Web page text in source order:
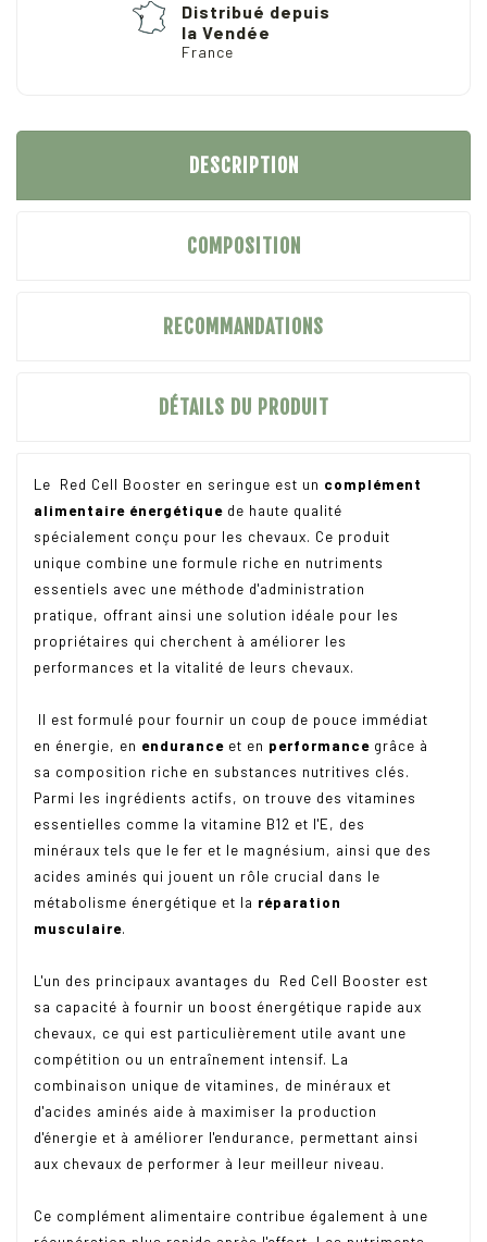
Distribué depuis
la Vendée
France
DESCRIPTION
COMPOSITION
RECOMMANDATIONS
DÉTAILS DU PRODUIT
Le Red Cell Booster en seringue est un complément
alimentaire énergétique de haute qualité
spécialement conçu pour les chevaux. Ce produit
unique combine une formule riche en nutriments
essentiels avec une méthode d'administration
pratique, offrant ainsi une solution idéale pour les
propriétaires qui cherchent à améliorer les
performances et la vitalité de leurs chevaux.
Il est formulé pour fournir un coup de pouce immédiat
en énergie, en endurance et en performance grâce à
sa composition riche en substances nutritives clés.
Parmi les ingrédients actifs, on trouve des vitamines
essentielles comme la vitamine B12 et l'E, des
minéraux tels que le fer et le magnésium, ainsi que des
acides aminés qui jouent un rôle crucial dans le
métabolisme énergétique et la réparation
musculaire.
L'un des principaux avantages du Red Cell Booster est
sa capacité à fournir un boost énergétique rapide aux
chevaux, ce qui est particulièrement utile avant une
compétition ou un entraînement intensif. La
combinaison unique de vitamines, de minéraux et
d'acides aminés aide à maximiser la production
d'énergie et à améliorer l'endurance, permettant ainsi
aux chevaux de performer à leur meilleur niveau.
Ce complément alimentaire contribue également à une